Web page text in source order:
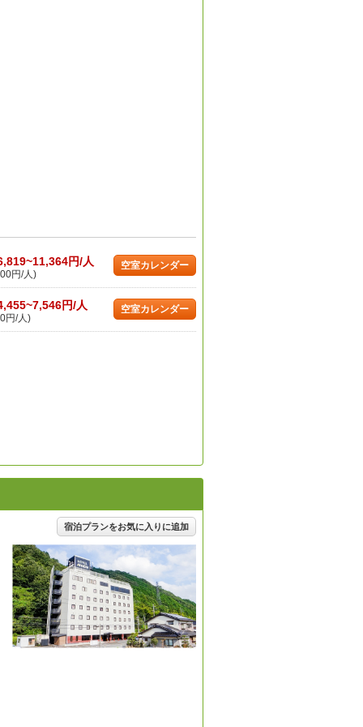
円/人
円/人)
空室カレンダー
円/人
円/人)
空室カレンダー
宿泊プランをお気に入りに追加